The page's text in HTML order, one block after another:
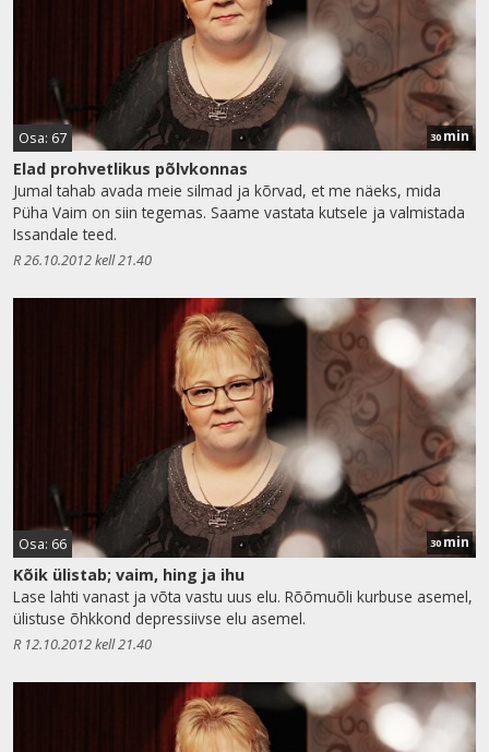
Osa: 67 30 min
Elad prohvetlikus põlvkonnas
Jumal tahab avada meie silmad ja kõrvad, et me näeks, mida
Püha Vaim on siin tegemas. Saame vastata kutsele ja valmistada
Issandale teed.
R 26.10.2012 kell 21.40
Osa: 66 30 min
Kõik ülistab; vaim, hing ja ihu
Lase lahti vanast ja võta vastu uus elu. Rõõmuõli kurbuse asemel,
ülistuse õhkkond depressiivse elu asemel.
R 12.10.2012 kell 21.40